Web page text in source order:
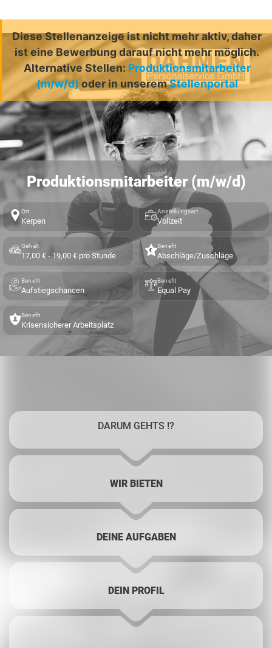
Diese Stellenanzeige ist nicht mehr aktiv, daher
ist eine Bewerbung darauf nicht mehr möglich.
Alternative Stellen: Produktionsmitarbeiter
(m/w/d) oder in unseremStellenportal
Produktionsmitarbeiter (m/w/d)
Ort
Kerpen
Anstellungsart
Vollzeit
Gehalt
17,00 € - 19,00 € pro Stunde
Benefit
Abschläge/Zuschläge
Benefit
Aufstiegschancen
Benefit
Equal Pay
Benefit
Krisensicherer Arbeitsplatz
DARUM GEHTS !?
WIR BIETEN
DEINE AUFGABEN
DEIN PROFIL